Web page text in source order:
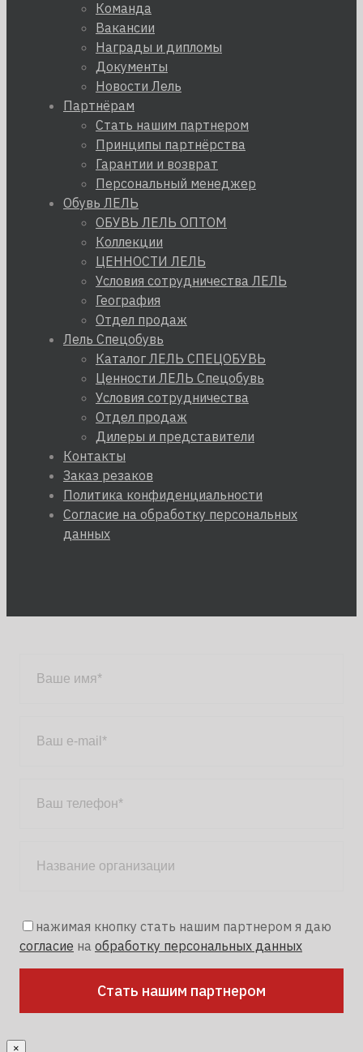
Команда
Вакансии
Награды и дипломы
Документы
Новости Лель
Партнёрам
Стать нашим партнером
Принципы партнёрства
Гарантии и возврат
Персональный менеджер
Обувь ЛЕЛЬ
ОБУВЬ ЛЕЛЬ ОПТОМ
Коллекции
ЦЕННОСТИ ЛЕЛЬ
Условия сотрудничества ЛЕЛЬ
География
Отдел продаж
Лель Спецобувь
Каталог ЛЕЛЬ СПЕЦОБУВЬ
Ценности ЛЕЛЬ Спецобувь
Условия сотрудничества
Отдел продаж
Дилеры и представители
Контакты
Заказ резаков
Политика конфиденциальности
Согласие на обработку персональных
данных
нажимая кнопку стать нашим партнером я даю
согласие на обработку персональных данных
×